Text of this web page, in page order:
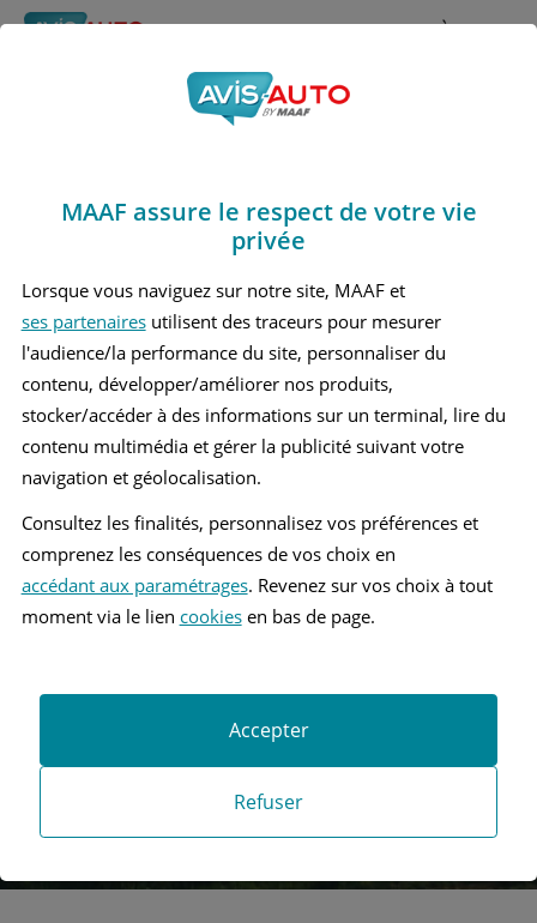
Rechercher À propos
Obtenir un devis d'assurance auto MAAF
Avis Jaguar Xe Berline
(2014 - )
Recherche d'un véhicule
Comparer deux véhicules
Recherche
Recherche avancée
MAAF assure le respect de votre vie
privée
Lorsque vous naviguez sur notre site, MAAF et
ses partenairesutilisent des traceurs pour mesurer
l'audience/la performance du site, personnaliser du
contenu, développer/améliorer nos produits,
stocker/accéder à des informations sur un terminal, lire du
contenu multimédia et gérer la publicité suivant votre
navigation et géolocalisation.
Consultez les finalités, personnalisez vos préférences et
comprenez les conséquences de vos choix en
accédant aux paramétrages. Revenez sur vos choix à tout
moment via le lien cookiesen bas de page.
Refuser
Accepter